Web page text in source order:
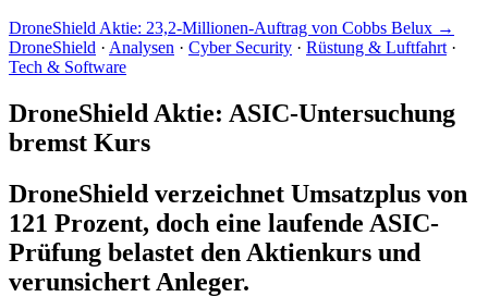
DroneShield Aktie: 23,2-Millionen-Auftrag von Cobbs Belux →
DroneShield · Analysen · Cyber Security · Rüstung & Luftfahrt ·
Tech & Software
DroneShield Aktie: ASIC-Untersuchung
bremst Kurs
DroneShield verzeichnet Umsatzplus von
121 Prozent, doch eine laufende ASIC-
Prüfung belastet den Aktienkurs und
verunsichert Anleger.